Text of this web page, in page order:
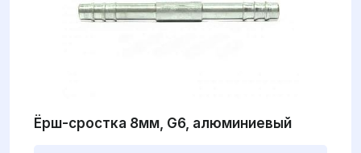
Ёрш-сростка 8мм, G6, алюминиевый